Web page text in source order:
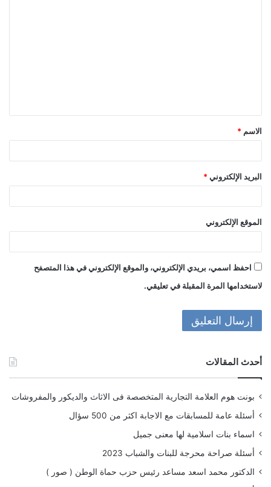
ق
*
الاسم *
البريد الإلكتروني *
الموقع الإلكتروني
احفظ اسمي، بريدي الإلكتروني، والموقع الإلكتروني في هذا المتصفح
لاستخدامها المرة المقبلة في تعليقي.
أحدث المقالات
بونت هوم العلامة التجارية المتخصصة فى الاثاث والديكور والمفروشات
أسئلة عامة للمسابقات مع الاجابة اكثر من 500 سؤال
اسماء بنات اسلامية لها معنى جميل
أسئلة صراحة محرجة للبنات والشباب 2023
الدكتور محمد اسعد مساعد رئيس حزب حماة الوطن ( صور )